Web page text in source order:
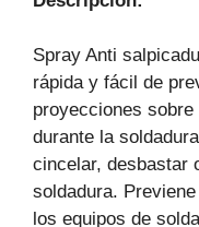
Spray Anti
rápida y fácil de
proyecciones
durante la
cincelar, desbastar
soldadura.
los equipos de